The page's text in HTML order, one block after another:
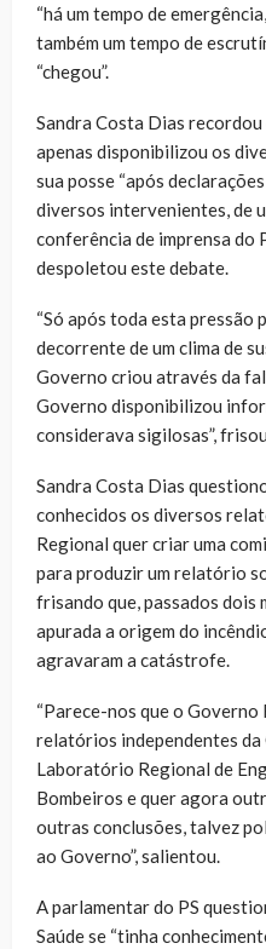
“há um tempo de
também um tempo de
“chegou”.
Sandra Costa Dias
apenas disponibilizou os
sua posse “após
diversos intervenientes, de
conferência de imprensa do
despoletou este debate.
“Só após toda esta
decorrente de um clima de
Governo criou através da
Governo disponibilizou
considerava sigilosas”,
Sandra Costa Dias
conhecidos os diversos
Regional quer criar uma
para produzir um relatório
frisando que, passados dois
apurada a origem do
agravaram a catástrofe.
“Parece-nos que o
relatórios independentes da
Laboratório Regional de
Bombeiros e quer agora
outras conclusões, talvez
ao Governo”, salientou.
A parlamentar do PS
Saúde se “tinha